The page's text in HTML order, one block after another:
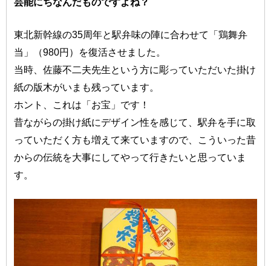
東北新幹線の35周年と駅弁味の陣に合わせて「鶏舞弁
当」（980円）を復活させました。
当時、佐藤不二夫先生という方に彫っていただいた掛け
紙の版木がいまも残っています。
ホント、これは「お宝」です！
昔ながらの掛け紙にデザイン性を感じて、駅弁を手に取
っていただく方も増えて来ていますので、こういった昔
からの伝統を大事にしてやって行きたいと思っていま
す。